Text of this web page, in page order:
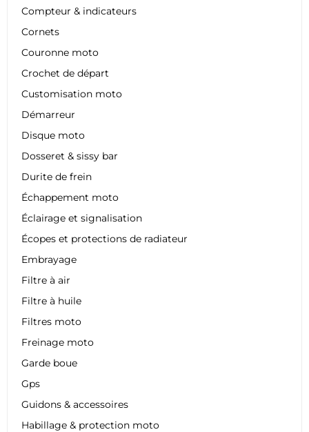
Compteur & indicateurs
Cornets
Couronne moto
Crochet de départ
Customisation moto
Démarreur
Disque moto
Dosseret & sissy bar
Durite de frein
Échappement moto
Éclairage et signalisation
Écopes et protections de radiateur
Embrayage
Filtre à air
Filtre à huile
Filtres moto
Freinage moto
Garde boue
Gps
Guidons & accessoires
Habillage & protection moto